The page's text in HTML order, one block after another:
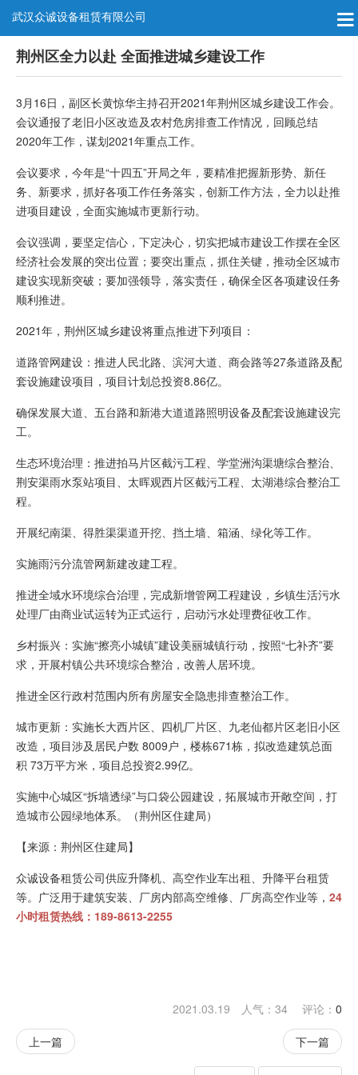
武汉众诚设备租赁有限公司
荆州区全力以赴 全面推进城乡建设工作
3月16日，副区长黄惊华主持召开2021年荆州区城乡建设工作会。
会议通报了老旧小区改造及农村危房排查工作情况，回顾总结
2020年工作，谋划2021年重点工作。
会议要求，今年是“十四五”开局之年，要精准把握新形势、新任
务、新要求，抓好各项工作任务落实，创新工作方法，全力以赴推
进项目建设，全面实施城市更新行动。
会议强调，要坚定信心，下定决心，切实把城市建设工作摆在全区
经济社会发展的突出位置；要突出重点，抓住关键，推动全区城市
建设实现新突破；要加强领导，落实责任，确保全区各项建设任务
顺利推进。
2021年，荆州区城乡建设将重点推进下列项目：
道路管网建设：推进人民北路、滨河大道、商会路等27条道路及配
套设施建设项目，项目计划总投资8.86亿。
确保发展大道、五台路和新港大道道路照明设备及配套设施建设完
工。
生态环境治理：推进拍马片区截污工程、学堂洲沟渠塘综合整治、
荆安渠雨水泵站项目、太晖观西片区截污工程、太湖港综合整治工
程。
开展纪南渠、得胜渠渠道开挖、挡土墙、箱涵、绿化等工作。
实施雨污分流管网新建改建工程。
推进全域水环境综合治理，完成新增管网工程建设，乡镇生活污水
处理厂由商业试运转为正式运行，启动污水处理费征收工作。
乡村振兴：实施“擦亮小城镇”建设美丽城镇行动，按照“七补齐”要
求，开展村镇公共环境综合整治，改善人居环境。
推进全区行政村范围内所有房屋安全隐患排查整治工作。
城市更新：实施长大西片区、四机厂片区、九老仙都片区老旧小区
改造，项目涉及居民户数 8009户，楼栋671栋，拟改造建筑总面
积 73万平方米，项目总投资2.99亿。
实施中心城区“拆墙透绿”与口袋公园建设，拓展城市开敞空间，打
造城市公园绿地体系。（荆州区住建局）
【来源：荆州区住建局】
众诚设备租赁公司供应升降机、高空作业车出租、升降平台租赁
等。广泛用于建筑安装、厂房内部高空维修、厂房高空作业等， 24
小时租赁热线：189-8613-2255
2021.03.19 人气： 34 评论： 0
上一篇 下一篇